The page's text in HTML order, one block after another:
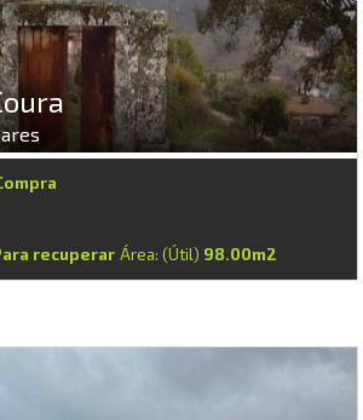
recuperar Área: (Útil) 98.00m2